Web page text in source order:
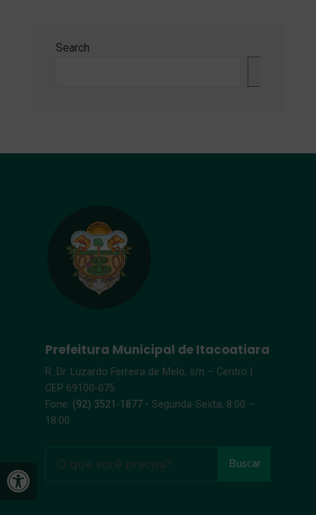
Open toolbar
Search
Prefeitura Municipal de Itacoatiara
R. Dr. Luzardo Ferreira de Melo, s/n – Centro |
CEP 69100-075
Fone: (92) 3521-1877 • Segunda-Sexta, 8:00 –
18:00
Buscar